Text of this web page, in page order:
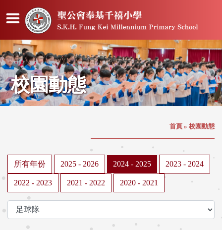
校園動態
首頁 » 校園動態
所有年份 2025 - 2026 2024 - 2025 2023 - 2024
2022 - 2023 2021 - 2022 2020 - 2021